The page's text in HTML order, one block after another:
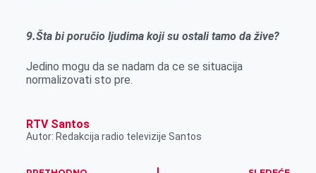
9.Šta bi poručio ljudima koji su ostali tamo da žive?
Jedino mogu da se nadam da ce se situacija
normalizovati sto pre.
RTV Santos
Autor: Redakcija radio televizije Santos